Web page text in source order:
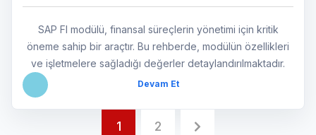
SAP FI modülü, finansal süreçlerin yönetimi için kritik
öneme sahip bir araçtır. Bu rehberde, modülün özellikleri
ve işletmelere sağladığı değerler detaylandırılmaktadır.
Devam Et
1 2